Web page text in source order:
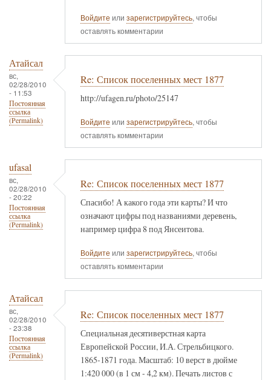
Войдите или зарегистрируйтесь, чтобы
оставлять комментарии
Атайсал
вс,
02/28/2010
- 11:53
Постоянная
ссылка
(Permalink)
Re: Список поселенных мест 1877
http://ufagen.ru/photo/25147
Войдите или зарегистрируйтесь, чтобы
оставлять комментарии
ufasal
вс,
02/28/2010
- 20:22
Постоянная
ссылка
(Permalink)
Re: Список поселенных мест 1877
Спасибо! А какого года эти карты? И что
означают цифры под названиями деревень,
например цифра 8 под Янсеитова.
Войдите или зарегистрируйтесь, чтобы
оставлять комментарии
Атайсал
вс,
02/28/2010
- 23:38
Постоянная
ссылка
(Permalink)
Re: Список поселенных мест 1877
Специальная десятиверстная карта
Европейской России, И.А. Стрельбицкого.
1865-1871 года. Масштаб: 10 верст в дюйме
1:420 000 (в 1 см - 4,2 км). Печать листов с